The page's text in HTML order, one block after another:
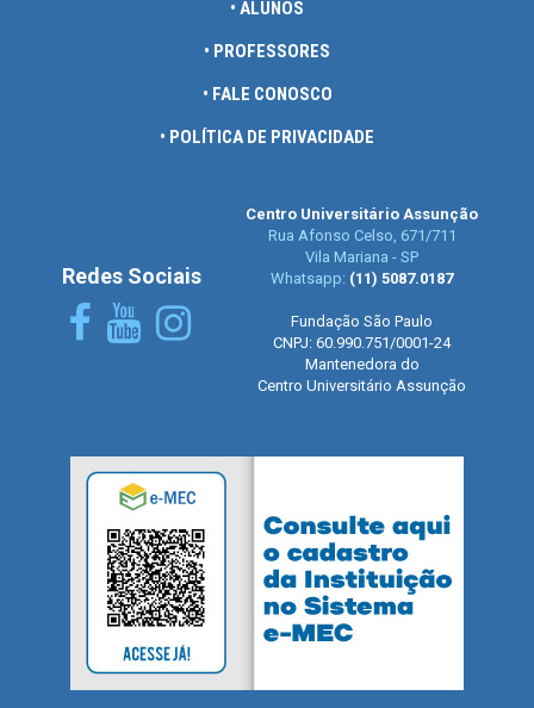
• ALUNOS
• PROFESSORES
• FALE CONOSCO
• POLÍTICA DE PRIVACIDADE
Redes Sociais
Centro Universitário Assunção
Rua Afonso Celso, 671/711
Vila Mariana - SP
Whatsapp: (11) 5087.0187
Fundação São Paulo
CNPJ: 60.990.751/0001-24
Mantenedora do
Centro Universitário Assunção